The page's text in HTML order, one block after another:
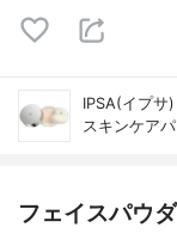
IPSA(イプサ)
スキンケア
フェイスパウ